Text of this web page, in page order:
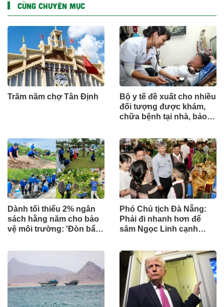
CÙNG CHUYÊN MỤC
Trăm năm chợ Tân Định
Bộ y tế đề xuất cho nhiều
đối tượng được khám,
chữa bệnh tại nhà, bảo
Dành tối thiểu 2% ngân
sách hằng năm cho bảo
vệ môi trường: 'Đòn bẩy'
ngoặt quản trị hiện đại
Phó Chủ tịch Đà Nẵng:
Phải đi nhanh hơn để
sâm Ngọc Linh cạnh